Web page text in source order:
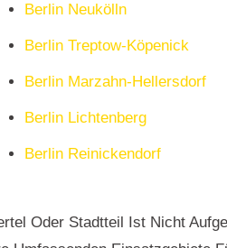
Berlin Neukölln
Berlin Treptow-Köpenick
Berlin Marzahn-Hellersdorf
Berlin Lichtenberg
Berlin Reinickendorf
Oder Stadtteil Ist Nicht